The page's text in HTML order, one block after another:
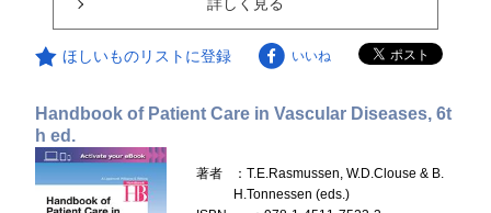
ほしいものリストに登録 いいね
Handbook of Patient Care in Vascular Diseases, 6t
h ed.
著者
：T.E.Rasmussen, W.D.Clouse & B.
H.Tonnessen (eds.)